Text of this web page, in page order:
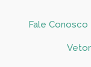
Fale Conosco